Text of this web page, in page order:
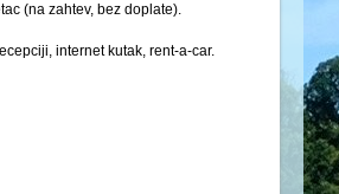
(na zahtev, bez doplate).
internet kutak, rent-a-car.